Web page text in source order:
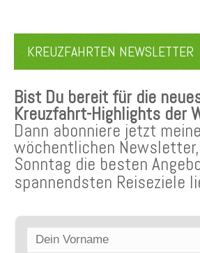
KREUZFAHRTEN NEWSLETTER
Bist Du bereit für die
Kreuzfahrt-Highlights der
Dann abonniere jetzt
wöchentlichen
Sonntag die besten
spannendsten Reiseziele